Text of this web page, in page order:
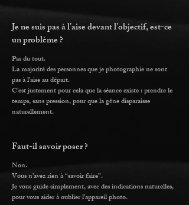
Je ne suis pas à l’aise devant l’objectif, est-ce
un problème ?
Pas du tout.
La majorité des personnes que je photographie ne sont
pas à l’aise au départ.
C’est justement pour cela que la séance existe : prendre le
temps, sans pression, pour que la gêne disparaisse
naturellement.
Faut-il savoir poser ?
Non.
Vous n’avez rien à “savoir faire”.
Je vous guide simplement, avec des indications naturelles,
pour vous aider à oublier l’appareil photo.